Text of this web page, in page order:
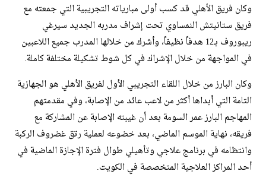
وكان فريق الأهلي قد كسب أولى مبارياته التجريبية التي جمعته مع
فريق ستانيتش النمساوي تحت إشراف مدربه الجديد سيرغي
ريبوروف بـ12 هدفاً نظيفاً، وأشرك من خلالها المدرب جميع اللاعبين
في المواجهة من خلال الإشراك في كل شوط تشكيلة مختلفة كاملة.
وكان البارز من خلال اللقاء التجريبي الأول لفريق الأهلي هو الجهازية
التامة التي أبداها أكثر من لاعب عائد من الإصابة، وفي مقدمتهم
المهاجم البارز عمر السومة بعد أن غيبته الإصابة عن المشاركة مع
فريقه، نهاية الموسم الماضي، بعد خضوعه لعملية رتق غضروف الركبة
وانتظامه في برنامج علاجي وتأهيلي طوال فترة الإجازة الماضية في
أحد المراكز العلاجية المتخصصة في الكويت.